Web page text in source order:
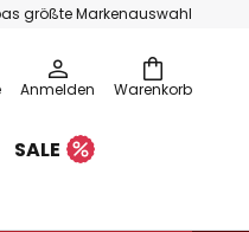
größte Markenauswahl
Warenkorb
Anmelden
SALE